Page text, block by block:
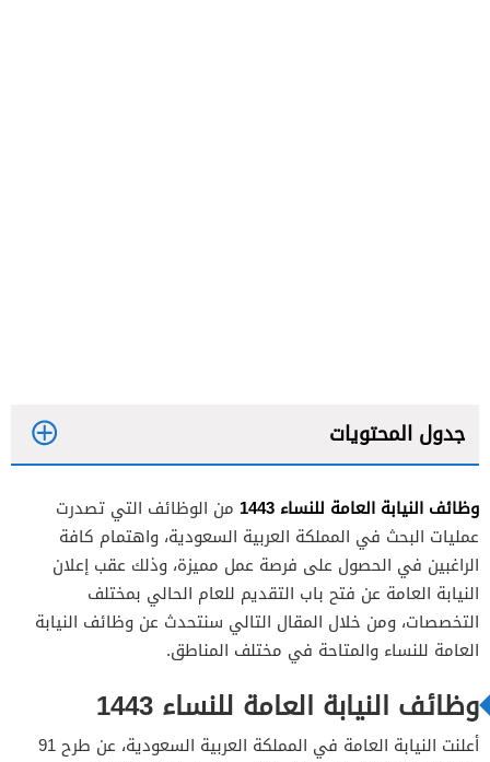
جدول المحتويات
وظائف النيابة العامة للنساء 1443
من الوظائف التي تصدرت
عمليات البحث في المملكة العربية السعودية، واهتمام كافة
الراغبين في الحصول على فرصة عمل مميزة، وذلك عقب إعلان
النيابة العامة عن فتح باب التقديم للعام الحالي بمختلف
التخصصات، ومن خلال المقال التالي سنتحدث عن وظائف النيابة
العامة للنساء والمتاحة في مختلف المناطق.
وظائف النيابة العامة للنساء 1443
أعلنت النيابة العامة في المملكة العربية السعودية، عن طرح 91